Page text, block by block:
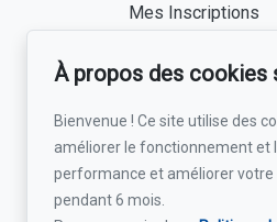
Mes Inscriptions
Vendre
Témoignages
Blog
Bord de l'eau
À propos des
Bienvenue ! Ce site utilise des
améliorer le fonctionnement et
performance et améliorer votre
pendant 6 mois.